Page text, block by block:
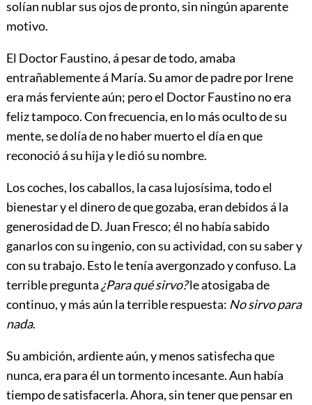
solían nublar sus ojos de pronto, sin ningún aparente
motivo.
El Doctor Faustino, á pesar de todo, amaba
entrañablementeá María. Su amor de padre por Irene
era más ferviente aún; pero el Doctor Faustino no era
feliz tampoco. Con frecuencia, en lo más oculto de su
mente, se dolía de no haber muerto el día en que
reconoció á su hija y le dió su nombre.
Los coches, los caballos, la casa lujosísima, todo el
bienestar y el dinero de que gozaba, eran debidos á la
generosidad de D. Juan Fresco; él no había sabido
ganarlos con su ingenio, con su actividad, con su saber y
con su trabajo. Esto le tenía avergonzado y confuso. La
terrible pregunta ¿Para qué sirvo?le atosigaba de
continuo, y más aún la terrible respuesta: No sirvo para
nada.
Su ambición, ardiente aún, y menos satisfecha que
nunca, era para él un tormento incesante. Aun había
tiempo de satisfacerla. Ahora, sin tener que pensar en